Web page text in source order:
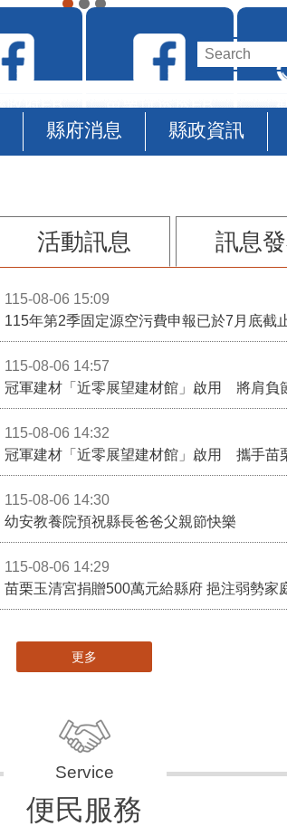
縣府消息 縣政資訊
政府FB 苗栗玩透透FB
活動訊息 訊息
115-08-06 15:09
115-08-06 14:57
冠軍建材「近零展望建材館」啟用 將肩負
115-08-06 14:32
冠軍建材「近零展望建材館」啟用 攜手苗
115-08-06 14:30
幼安教養院預祝縣長爸爸父親節快樂
115-08-06 14:29
苗栗玉清宮捐贈500萬元給縣府 挹注弱勢家
更多
便民服務